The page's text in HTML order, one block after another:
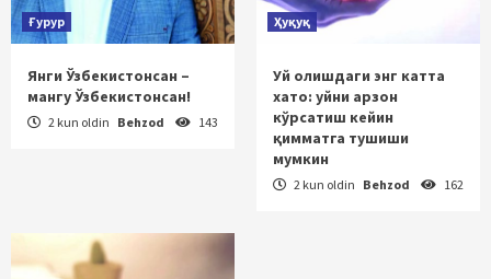
Ғурур
Янги Ўзбекистонсан –
мангу Ўзбекистонсан!
2 kun oldin Behzod 143
Ҳуқуқ
Уй олишдаги энг катта
хато: уйни арзон
кўрсатиш кейин
қимматга тушиши
мумкин
2 kun oldin Behzod 162